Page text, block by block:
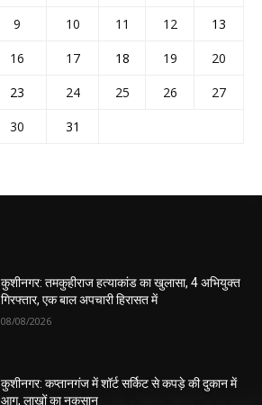
9 10 11 12
13
16 17 18 19
20
23 24 25 26
27
30
31
कुशीनगर: तमकुहीराज हत्याकांड का खुलासा, 4 अभियुक्त
गिरफ्तार, एक बाल अपचारी हिरासत में
08/08/2026
कुशीनगर: कप्तानगंज में शॉर्ट सर्किट से कपड़े की दुकान में
आग, लाखों का नुकसान